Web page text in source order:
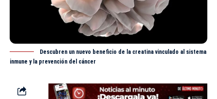
Descubren un nuevo beneficio de la creatina vinculado al sistema
inmune y la prevención del cáncer